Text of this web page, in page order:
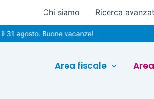
Chi siamo Ricerca
agosto. Buone vacanze!
Area fiscale